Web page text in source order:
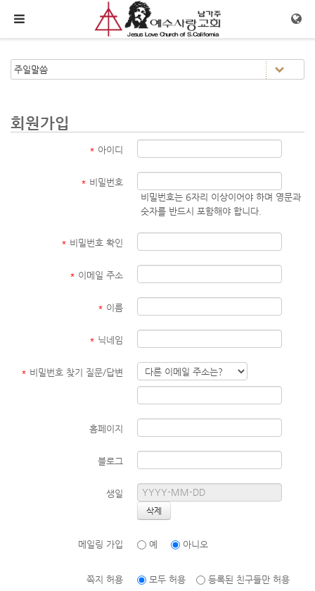
메뉴 건너뛰기
회원가입
* 아이디
* 비밀번호
비밀번호는 6자리 이상이어야 하며 영문과
숫자를 반드시 포함해야 합니다.
* 비밀번호 확인
* 이메일 주소
* 이름
* 닉네임
* 비밀번호 찾기 질문/답변
홈페이지
블로그
생일
메일링 가입 예 아니오
쪽지 허용 모두 허용
등록된 친구들만 허용